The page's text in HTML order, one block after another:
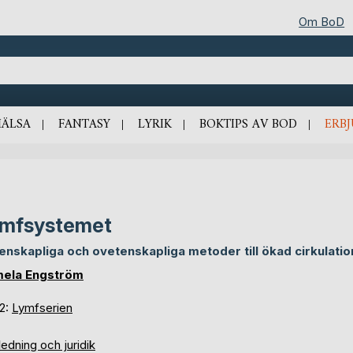
Om BoD
FANTASY LYRIK BOKTIPS AV BOD
och ovetenskapliga metoder till ökad
Engström
Lymfserien
och juridik